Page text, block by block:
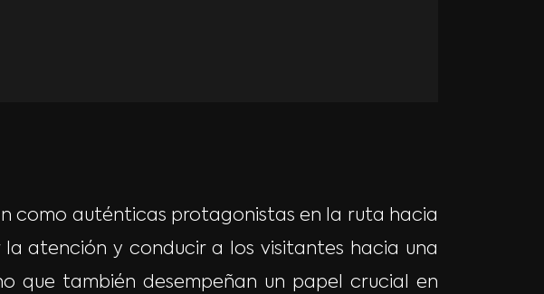
como auténticas protagonistas en la ruta hacia
atención y conducir a los visitantes hacia una
que también desempeñan un papel crucial en